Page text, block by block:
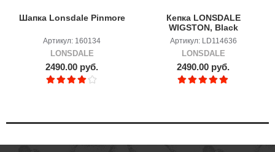
Шапка Lonsdale Pinmore
Артикул: 160134
LONSDALE
2490.00 руб.
Кепка LONSDALE
WIGSTON, Black
Артикул: LD114636
LONSDALE
2490.00 руб.